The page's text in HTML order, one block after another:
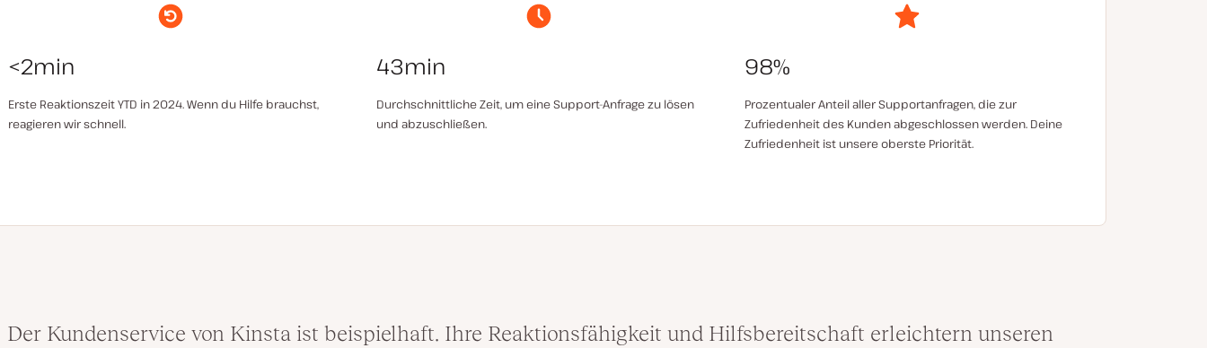
<2min
Erste Reaktionszeit YTD in 2024. Wenn du Hilfe brauchst,
reagieren wir schnell.
43min
Durchschnittliche Zeit, um eine Support-Anfrage zu lösen
und abzuschließen.
98%
Prozentualer Anteil aller Supportanfragen, die zur
Zufriedenheit des Kunden abgeschlossen werden. Deine
Zufriedenheit ist unsere oberste Priorität.
Der Kundenservice von Kinsta ist beispielhaft. Ihre Reaktionsfähigkeit und Hilfsbereitschaft erleichtern unseren